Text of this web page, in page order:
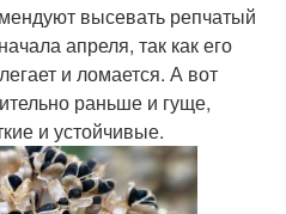
высевать репчатый
апреля, так как его
и ломается. А вот
раньше и гуще,
и устойчивые.